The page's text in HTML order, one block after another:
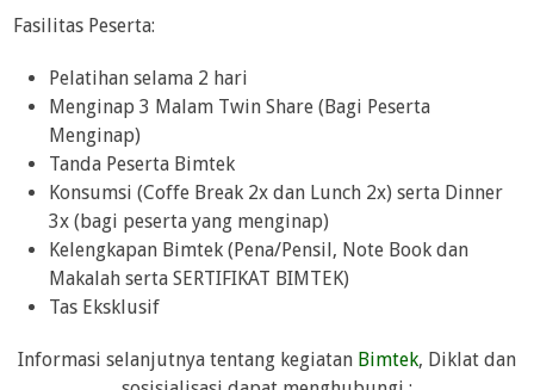
Fasilitas Peserta:
Pelatihan selama 2 hari
Menginap 3 Malam Twin Share (Bagi Peserta
Menginap)
Tanda Peserta Bimtek
Konsumsi (Coffe Break 2x dan Lunch 2x) serta Dinner
3x (bagi peserta yang menginap)
Kelengkapan Bimtek (Pena/Pensil, Note Book dan
Makalah serta SERTIFIKAT BIMTEK)
Tas Eksklusif
Informasi selanjutnya tentang kegiatan Bimtek, Diklat dan